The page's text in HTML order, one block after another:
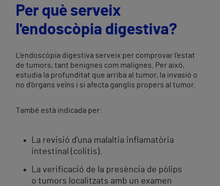
Per què serveix
l'endoscòpia digestiva?
L'endoscòpia digestiva serveix per comprovar l'estat
de tumors, tant benignes com malignes. Per això,
estudia la profunditat que arriba al tumor, la invasió o
no d'òrgans veïns i si afecta ganglis propers al tumor.
També està indicada per:
La revisió d'una malaltia inflamatòria
intestinal (colitis).
La verificació de la presència de pòlips
o tumors localitzats amb un examen